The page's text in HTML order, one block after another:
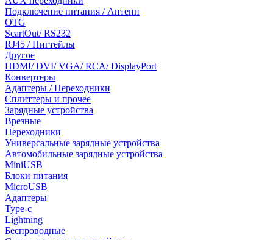
Подключение питания / Антенн
OTG
ScartOut/ RS232
RJ45 / Пигтейлы
Другое
HDMI/ DVI/ VGA/ RCA/ DisplayPort
Конвертеры
Адаптеры / Переходники
Сплиттеры и прочее
Зарядные устройства
Врезные
Переходники
Универсальные зарядные устройства
Автомобильные зарядные устройства
MiniUSB
Блоки питания
MicroUSB
Адаптеры
Type-c
Lightning
Беспроводные